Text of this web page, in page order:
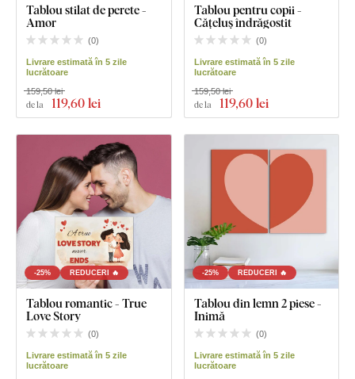
Tablou stilat de perete -
Amor
(0)
Livrare estimată în 5 zile
lucrătoare
de la 119,60 lei
159,50 lei
Tablou pentru copii -
Cățeluș îndrăgostit
(0)
Livrare estimată în 5 zile
lucrătoare
de la 119,60 lei
159,50 lei
-25% REDUCERI 🔥
Tablou romantic - True
Love Story
(0)
Livrare estimată în 5 zile
lucrătoare
-25% REDUCERI 🔥
Tablou din lemn 2 piese -
Inimă
(0)
Livrare estimată în 5 zile
lucrătoare